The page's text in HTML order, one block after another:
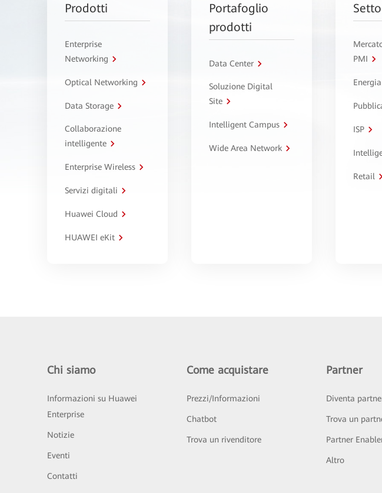
Prodotti
Enterprise
Networking
Optical Networking
Data Storage
Collaborazione
intelligente
Enterprise Wireless
Servizi digitali
Huawei Cloud
HUAWEI eKit
Portafoglio
prodotti
Data Center
Soluzione Digital
Site
Intelligent Campus
Wide Area Network
PMI
ISP
Retail
Chi siamo
Informazioni su Huawei
Enterprise
Notizie
Eventi
Contatti
Come acquistare
Prezzi/Informazioni
Chatbot
Trova un rivenditore
Partner
Diventa
Trova un
Partner
Altro